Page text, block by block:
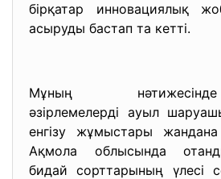
бірқатар инновациялық
асыруды бастап та кетті.
Мұның
әзірлемелерді ауыл
енгізу жұмыстары
Ақмола облысында
бидай сорттарының